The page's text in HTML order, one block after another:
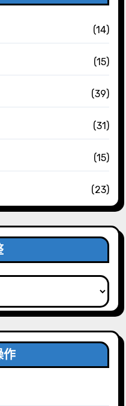
(14)
(15)
(39)
(31)
(15)
(23)
作